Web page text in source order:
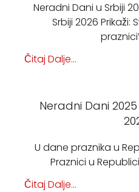
Neradni Dani u Srbiji
Srbiji 2026 Prikaži:
Čitaj Dalje...
Neradni Dani
U dane praznika u
Praznici u
Čitaj Dalje...